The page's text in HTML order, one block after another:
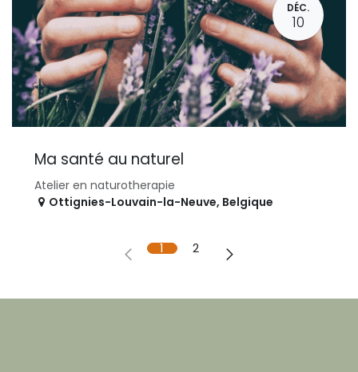
DÉC.
10
Ma santé au naturel
Atelier en naturotherapie
Ottignies-Louvain-la-Neuve, Belgique
1 2